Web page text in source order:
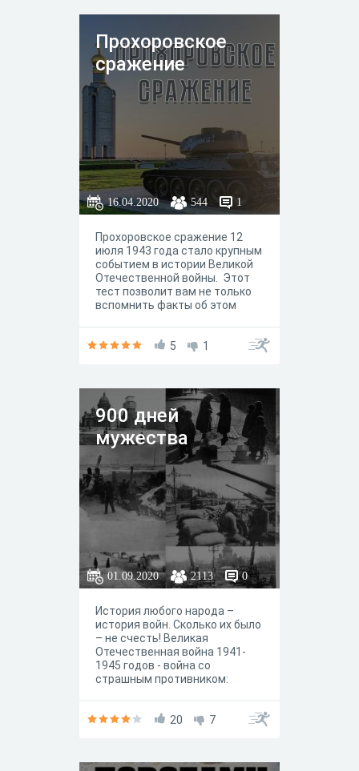
Прохоровское
сражение
16.04.2020 544 1
Прохоровское сражение 12
июля 1943 года стало крупным
событием в истории Великой
Отечественной войны. Этот
тест позволит вам не только
вспомнить факты об этом
5
1
900 дней
мужества
01.09.2020 2113 0
История любого народа –
история войн. Сколько их было
– не счесть! Великая
Отечественная война 1941-
1945 годов - война со
страшным противником:
истребление славянских
страшной, кровавой и долгой
20 7